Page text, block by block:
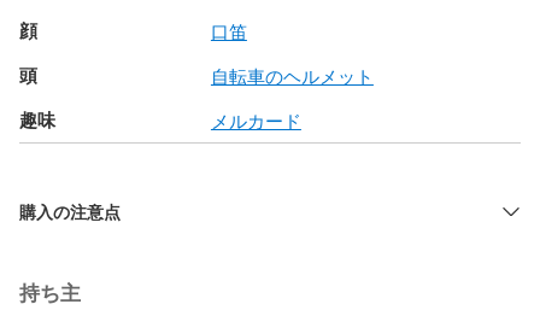
顔 口笛
頭 自転車のヘルメット
趣味 メルカード
購入の注意点
持ち主